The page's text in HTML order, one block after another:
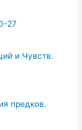
27
и Чувств.
предков.